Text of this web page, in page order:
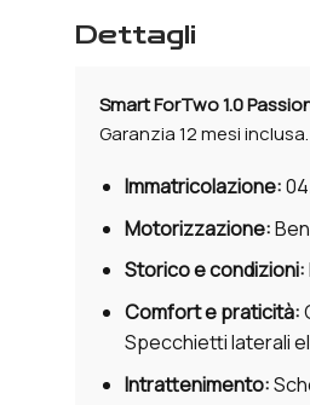
dettagli
Smart ForTwo 1.0
Garanzia 12 mesi inclusa.
Immatricolazione:
Motorizzazione:
Storico e condizioni:
Comfort e praticità:
Specchietti laterali
Intrattenimento: